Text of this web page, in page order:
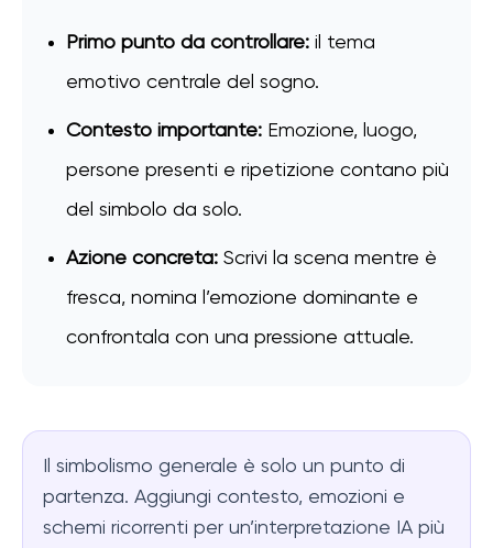
Primo punto da controllare: il tema
emotivo centrale del sogno.
Contesto importante: Emozione, luogo,
persone presenti e ripetizione contano più
del simbolo da solo.
Azione concreta: Scrivi la scena mentre è
fresca, nomina l’emozione dominante e
confrontala con una pressione attuale.
Il simbolismo generale è solo un punto di
partenza. Aggiungi contesto, emozioni e
schemi ricorrenti per un’interpretazione IA più